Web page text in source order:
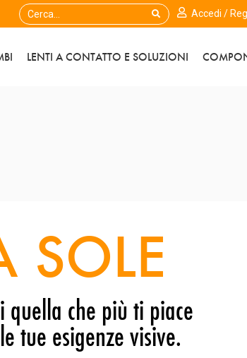
Accedi /
LENTI A CONTATTO E SOLUZIONI
SOLE
quella che più ti piace
tue esigenze visive.